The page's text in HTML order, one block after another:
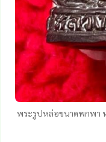
พระรูปหล่อขนาดพกพา